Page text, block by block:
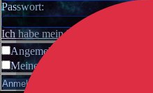
Passwort:
Ich habe mein Passwort vergessen
Angemeldet bleiben
Meinen Online-Status während